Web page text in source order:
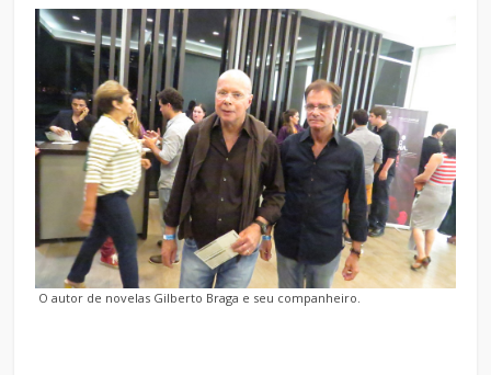
O autor de novelas Gilberto Braga e seu companheiro.